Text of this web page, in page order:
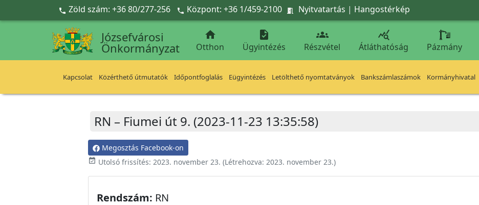
Ugrás a fő tartalomra
 Zöld szám: +36 80/277-256  Központ: +36 1/459-2100  Nyitvatartás | Hangostérkép
Józsefvárosi
Önkormányzat

Otthon

Ügyintézés

Részvétel

Átláthatóság Pázmány
Kapcsolat Közérthető útmutatók Időpontfoglalás Eügyintézés Letölthető nyomtatványok Bankszámlaszámok Kormányhivatal
RN – Fiumei út 9. (2023-11-23 13:35:58)
Megosztás Facebook-on
event_available Utolsó frissítés: 2023. november 23. (Létrehozva: 2023. november 23.)
Rendszám: RN